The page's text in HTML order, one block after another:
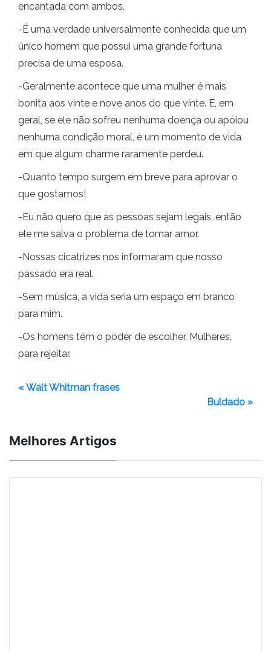
encantada com ambos.
-É uma verdade universalmente conhecida que um
único homem que possui uma grande fortuna
precisa de uma esposa.
-Geralmente acontece que uma mulher é mais
bonita aos vinte e nove anos do que vinte. E, em
geral, se ele não sofreu nenhuma doença ou apoiou
nenhuma condição moral, é um momento de vida
em que algum charme raramente perdeu.
-Quanto tempo surgem em breve para aprovar o
que gostamos!
-Eu não quero que as pessoas sejam legais, então
ele me salva o problema de tomar amor.
-Nossas cicatrizes nos informaram que nosso
passado era real.
-Sem música, a vida seria um espaço em branco
para mim.
-Os homens têm o poder de escolher. Mulheres,
para rejeitar.
« Walt Whitman frases
Buldado »
Melhores Artigos